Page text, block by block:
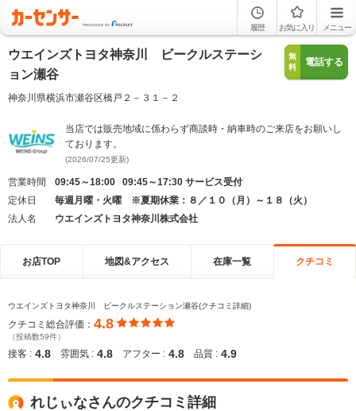
履歴 お気に入り メニュー
ウエインズトヨタ神奈川 ビークルステーシ
ョン瀬谷
神奈川県横浜市瀬谷区橋戸２－３１－２
無
料
電話する
当店では販売地域に係わらず商談時・納車時のご来店をお願いし
ております。
(2026/07/25更新)
営業時間
09:45～18:00 09:45～17:30 サービス受付
定休日
毎週月曜・火曜 ※夏期休業：８／１０（月）～１８（火）
法人名
ウエインズトヨタ神奈川株式会社
お店TOP 地図&アクセス 在庫一覧 クチコミ
ウエインズトヨタ神奈川 ビークルステーション瀬谷(クチコミ詳細)
クチコミ総合評価： 4.8
（投稿数59件）
接客 : 4.8 雰囲気 : 4.8 アフター : 4.8 品質 : 4.9
れじぃなさんのクチコミ詳細